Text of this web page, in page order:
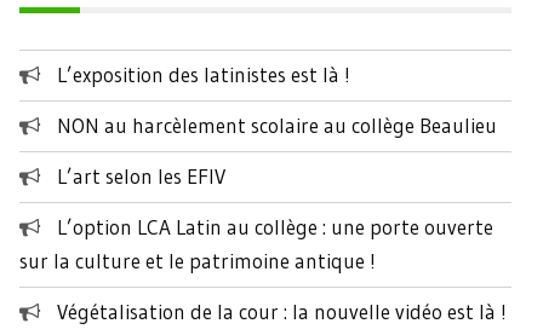
L’exposition des latinistes est là !
NON au harcèlement scolaire au collège Beaulieu
L’art selon les EFIV
L’option LCA Latin au collège : une porte ouverte
sur la culture et le patrimoine antique !
Végétalisation de la cour : la nouvelle vidéo est là !